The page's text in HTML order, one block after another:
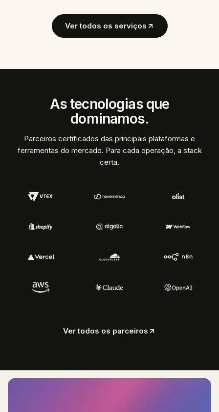
Ver todos os serviços
As tecnologias que
dominamos.
Parceiros certificados das principais plataformas e
ferramentas do mercado. Para cada operação, a stack
certa.
Ver todos os parceiros